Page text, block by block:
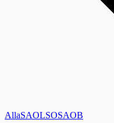
AllaSAOLSOSAOB